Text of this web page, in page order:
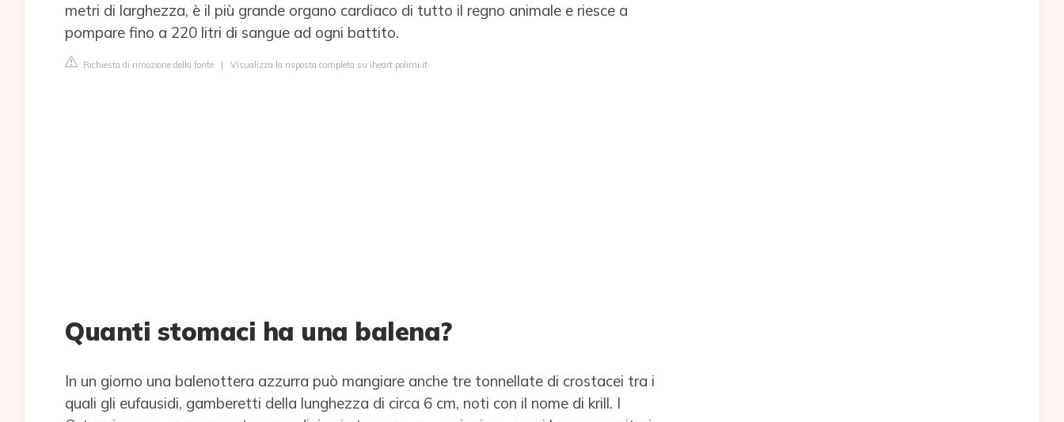
metri di larghezza, è il più grande organo cardiaco di tutto il regno animale e riesce a
pompare fino a 220 litri di sangue ad ogni battito.
Richiesta di rimozione della fonte | Visualizza la risposta completa su iheart.polimi.it
Quanti stomaci ha una balena?
In un giorno una balenottera azzurra può mangiare anche tre tonnellate di crostacei tra i
quali gli eufausidi, gamberetti della lunghezza di circa 6 cm, noti con il nome di krill. I